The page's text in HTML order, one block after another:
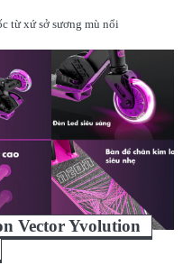
từ xứ sở sương mù nổi
Vector Yvolution